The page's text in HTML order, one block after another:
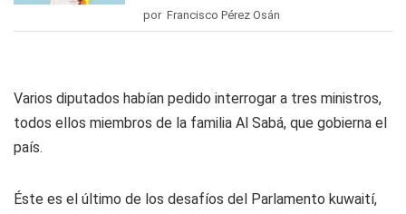
por Francisco Pérez Osán
Varios diputados habían pedido interrogar a tres ministros,
todos ellos miembros de la familia Al Sabá, que gobierna el
país.
Éste es el último de los desafíos del Parlamento kuwaití,